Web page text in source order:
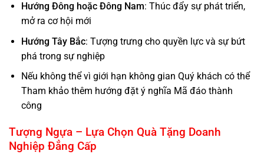
Hướng Đông hoặc Đông Nam: Thúc đẩy sự phát triển,
mở ra cơ hội mới
Hướng Tây Bắc: Tượng trưng cho quyền lực và sự bứt
phá trong sự nghiệp
Nếu không thể vì giới hạn không gian Quý khách có thể
Tham khảo thêm hướng đặt ý nghĩa Mã đáo thành
công
Tượng Ngựa – Lựa Chọn Quà Tặng Doanh
Nghiệp Đẳng Cấp